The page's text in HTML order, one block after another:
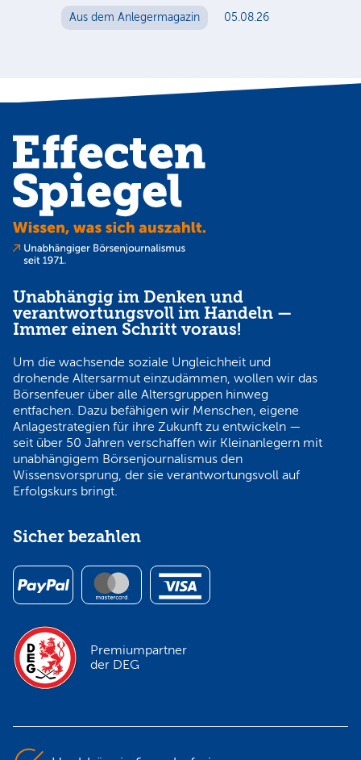
Aus dem Anlegermagazin 05.08.26
Unabhängig im Denken und
verantwortungsvoll im Handeln —
Immer einen Schritt voraus!
Um die wachsende soziale Ungleichheit und
drohende Altersarmut einzudämmen, wollen wir das
Börsenfeuer über alle Altersgruppen hinweg
entfachen. Dazu befähigen wir Menschen, eigene
Anlagestrategien für ihre Zukunft zu entwickeln —
seit über 50 Jahren verschaffen wir Kleinanlegern mit
unabhängigem Börsenjournalismus den
Wissensvorsprung, der sie verantwortungsvoll auf
Erfolgskurs bringt.
Sicher bezahlen
Premiumpartner
der DEG